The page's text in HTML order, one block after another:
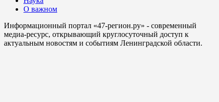
О важном
Информационный портал «47-регион.ру» - современный
медиа-ресурс, открывающий круглосуточный доступ к
актуальным новостям и событиям Ленинградской области.